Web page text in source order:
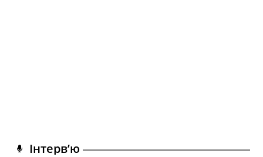
Інтерв’ю